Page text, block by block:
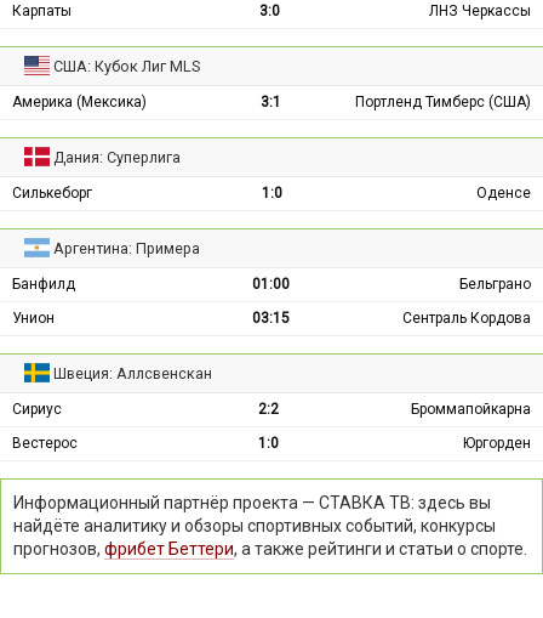
Карпаты
3:0 ЛНЗ Черкассы
США: Кубок Лиг MLS
Америка (Мексика) 3:1 Портленд Тимберс (США)
Дания: Суперлига
Силькеборг 1:0 Оденсе
Аргентина: Примера
Банфилд 01:00
Бельграно
Унион
03:15 Сентраль Кордова
Швеция: Аллсвенскан
Сириус 2:2
Броммапойкарна
Вестерос
1:0 Юргорден
Информационный партнёр проекта — СТАВКА ТВ: здесь вы
найдёте аналитику и обзоры спортивных событий, конкурсы
прогнозов, фрибет Беттери, а также рейтинги и статьи о спорте.